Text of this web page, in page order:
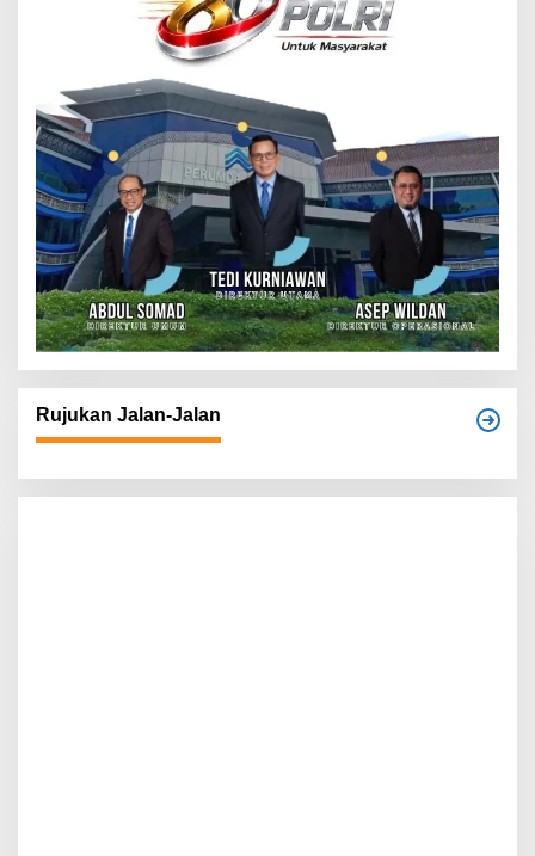
Rujukan Jalan-Jalan